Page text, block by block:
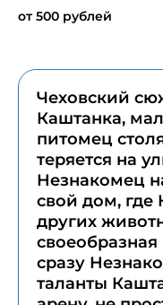
от 500 рублей
Чеховский
Каштанка,
питомец
теряется на
Незнакомец
свой дом, где
других
сразу
таланты